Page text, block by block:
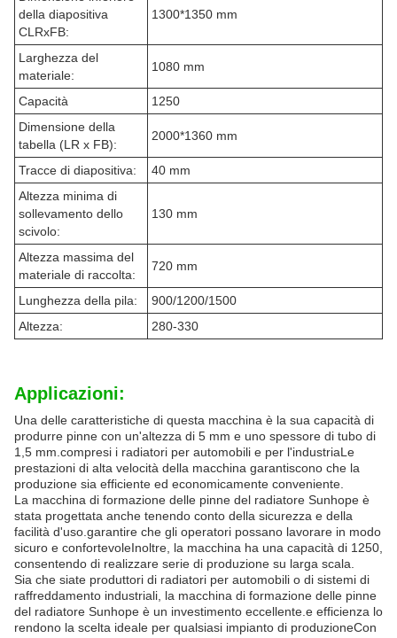
della diapositiva
CLRxFB:
1300*1350 mm
Larghezza del
materiale:
1080 mm
Capacità
1250
Dimensione della
tabella (LR x FB):
2000*1360 mm
Tracce di diapositiva:
40 mm
Altezza minima di
sollevamento dello
scivolo:
130 mm
Altezza massima del
materiale di raccolta:
720 mm
Lunghezza della pila:
900/1200/1500
Altezza:
280-330
Applicazioni:
Una delle caratteristiche di questa macchina è la sua capacità di
produrre pinne con un'altezza di 5 mm e uno spessore di tubo di
1,5 mm.compresi i radiatori per automobili e per l'industriaLe
prestazioni di alta velocità della macchina garantiscono che la
produzione sia efficiente ed economicamente conveniente.
La macchina di formazione delle pinne del radiatore Sunhope è
stata progettata anche tenendo conto della sicurezza e della
facilità d'uso.garantire che gli operatori possano lavorare in modo
sicuro e confortevoleInoltre, la macchina ha una capacità di 1250,
consentendo di realizzare serie di produzione su larga scala.
Sia che siate produttori di radiatori per automobili o di sistemi di
raffreddamento industriali, la macchina di formazione delle pinne
del radiatore Sunhope è un investimento eccellente.e efficienza lo
rendono la scelta ideale per qualsiasi impianto di produzioneCon